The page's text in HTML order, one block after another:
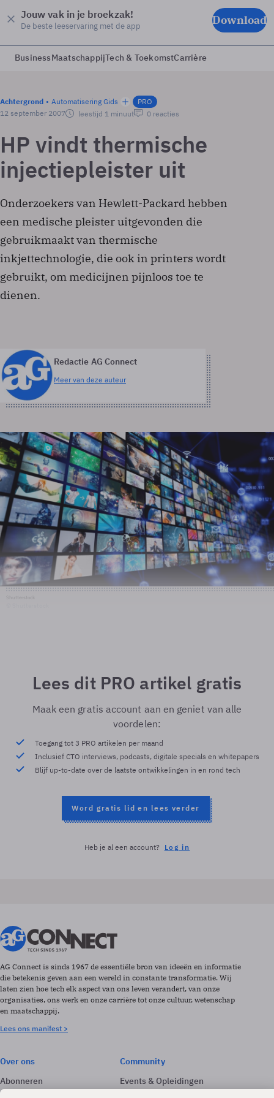
Jouw vak in je broekzak!
De beste leeservaring met de app Download
BusinessMaatschappijTech & ToekomstCarrière
Achtergrond Automatisering Gids
PRO
12 september 2007
leestijd 1 minuut 0 reacties
HP vindt thermische
injectiepleister uit
Onderzoekers van Hewlett-Packard hebben
een medische pleister uitgevonden die
gebruikmaakt van thermische
inkjettechnologie, die ook in printers wordt
gebruikt, om medicijnen pijnloos toe te
dienen.
Redactie AG Connect
Meer van deze auteur
Lees dit PRO artikel gratis
Maak een gratis account aan en geniet van alle
voordelen:
Toegang tot 3 PRO artikelen per maand
Inclusief CTO interviews, podcasts, digitale specials en whitepapers
Blijf up-to-date over de laatste ontwikkelingen in en rond tech
Word gratis lid en lees verder
Heb je al een account? Log in
AG Connect is sinds 1967 de essentiële bron van ideeën en informatie
die betekenis geven aan een wereld in constante transformatie. Wij
laten zien hoe tech elk aspect van ons leven verandert, van onze
organisaties, ons werk en onze carrière tot onze cultuur, wetenschap
en maatschappij.
Lees ons manifest >
Over ons
Abonneren
Adverteren
Community
Events & Opleidingen